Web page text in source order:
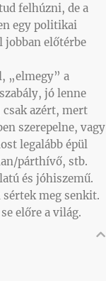
felhúzni, de a
egy politikai
előtérbe
„elmegy” a
jó lenne
azért, mert
szerepelne, vagy
legalább épül
párthívő, stb.
és jóhiszemű.
meg senkit.
előre a világ.